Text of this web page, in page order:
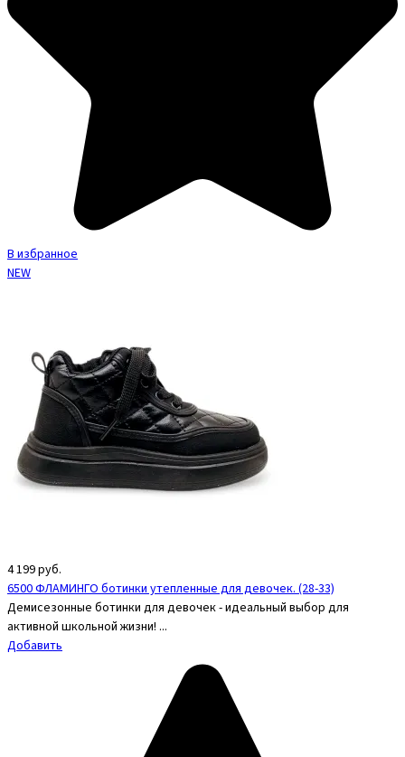
В избранное
NEW
4 199руб.
6500 ФЛАМИНГО ботинки утепленные для девочек. (28-33)
Демисезонные ботинки для девочек - идеальный выбор для
активной школьной жизни! ...
Добавить